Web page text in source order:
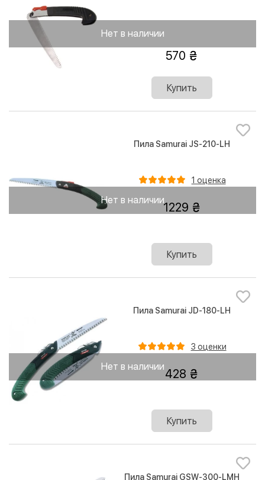
Нет в наличии
570
Купить
Нет в наличии
Пила Samurai JS-210-LH
1 оценка
1229
Купить
Нет в наличии
Пила Samurai JD-180-LH
3 оценки
428
Купить
Пила Samurai GSW-300-LMH